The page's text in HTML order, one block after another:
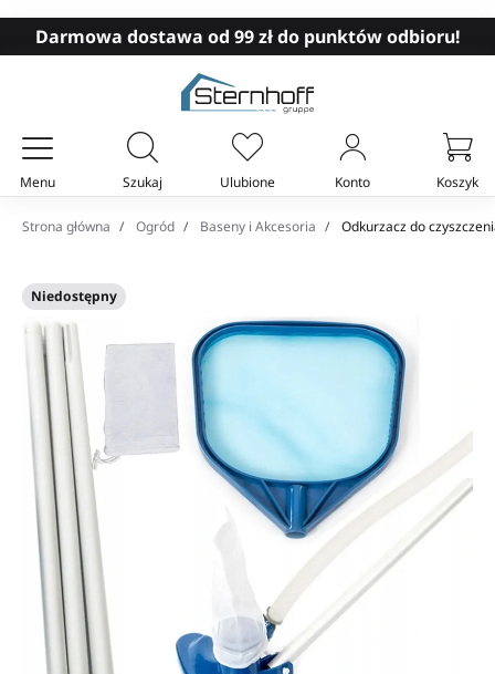
Darmowa dostawa od 99 zł do punktów odbioru!
Menu Szukaj Ulubione Konto Koszyk
Twój koszyk
Strona główna Ogród Baseny i Akcesoria Odkurzacz do
Niedostępny